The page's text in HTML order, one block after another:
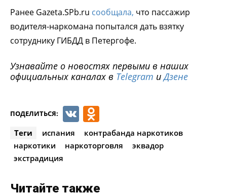
Ранее Gazeta.SPb.ru сообщала, что пассажир
водителя-наркомана попытался дать взятку
сотруднику ГИБДД в Петергофе.
Узнавайте о новостях первыми в наших
официальных каналах в Telegram иДзене
ПОДЕЛИТЬСЯ: VK
Теги испания
контрабанда наркотиков
наркотики
наркоторговля
эквадор
экстрадиция
Читайте также